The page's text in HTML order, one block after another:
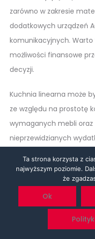
zarówno w zakresie
dodatkowych urządzeń
komunikacyjnych.
możliwości finansowe
decyzji.
Kuchnia linearna może
ze względu na prostotę
wymaganych mebli oraz
nieprzewidzianych
zoptymalizować koszty
do posiadanych środków.
Styl życia a
sobie zadać?
Ta strona korzysta z
najwyższym poziomie.
że
Ok